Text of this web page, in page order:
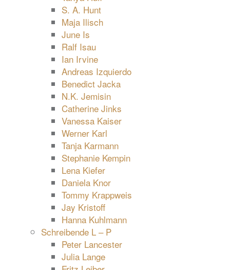
S. A. Hunt
Maja Ilisch
June Is
Ralf Isau
Ian Irvine
Andreas Izquierdo
Benedict Jacka
N.K. Jemisin
Catherine Jinks
Vanessa Kaiser
Werner Karl
Tanja Karmann
Stephanie Kempin
Lena Kiefer
Daniela Knor
Tommy Krappweis
Jay Kristoff
Hanna Kuhlmann
Schreibende L – P
Peter Lancester
Julia Lange